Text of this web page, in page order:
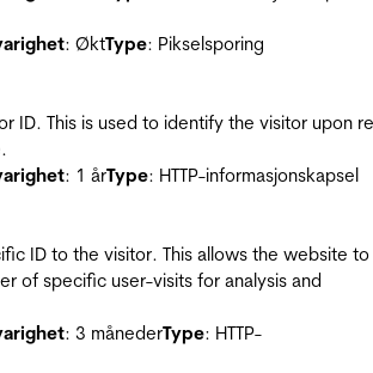
: ØktType: Pikselsporing
ID. This is used to identify the visitor upon
: 1 årType: HTTP-informasjonskapsel
ID to the visitor. This allows the website to
of specific user-visits for analysis and
: 3 månederType: HTTP-